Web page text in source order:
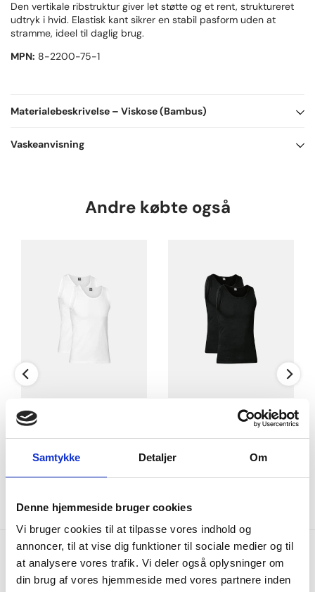
Samtykke Detaljer Om
Denne hjemmeside bruger cookies
Vi bruger cookies til at tilpasse vores indhold og
annoncer, til at vise dig funktioner til sociale medier og til
at analysere vores trafik. Vi deler også oplysninger om
din brug af vores hjemmeside med vores partnere inden
Den vertikale ribstruktur giver let støtte og et rent, struktureret
udtryk i hvid. Elastisk kant sikrer en stabil pasform uden at
stramme, ideel til daglig brug.
MPN: 8-2200-75-1
Materialebeskrivelse – Viskose (Bambus)
60% Viskose (Bambus), 38% Polyamid, 2% Elastan
Fibrene af bambusviskose tilfører disse egenskaber:
Bambusplanten kan vokse op til 1 meter per dag - helt uden
miljøskadelige sprøjtegifte og
andre kemikalier.
Den bambus der benyttes til produkterne kommer fra
certificerede kilder. Det betyder bl.a. at bambus-skoven
løbende bliver genplantet. Det betyder også at eksisterende
skov med andre træsorter ikke er fældet for at give plads til
bambusskoven.
Vaskeanvisning
Skånsom vask med koldt eller varmt vand op til 40 grader.
hængetørrer dit tøj.
Andre købte også
Tanktop 2-pak | Økologisk
bomuld | Hvid
JBS
M L XL 2XL
300,00 DKK
Tanktop 2-pak | Økologisk
JBS
S M